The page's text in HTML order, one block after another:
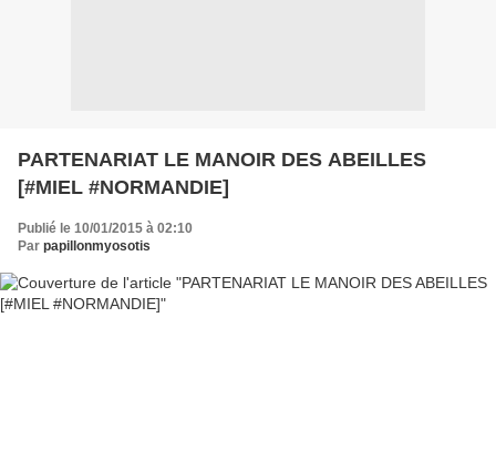
PARTENARIAT LE MANOIR DES ABEILLES
[#MIEL #NORMANDIE]
Publié le 10/01/2015 à 02:10
Par papillonmyosotis